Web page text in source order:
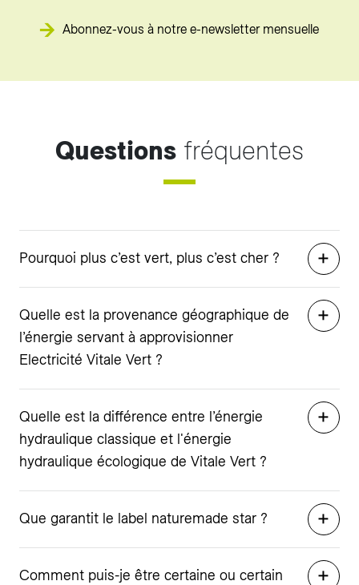
Abonnez-vous à notre e-newsletter mensuelle
Questions fréquentes
Pourquoi plus c’est vert, plus c’est cher ?
Quelle est la provenance géographique de
l’énergie servant à approvisionner
Electricité Vitale Vert ?
Quelle est la différence entre l’énergie
hydraulique classique et l'énergie
hydraulique écologique de Vitale Vert ?
Que garantit le label naturemade star ?
Comment puis-je être certaine ou certain